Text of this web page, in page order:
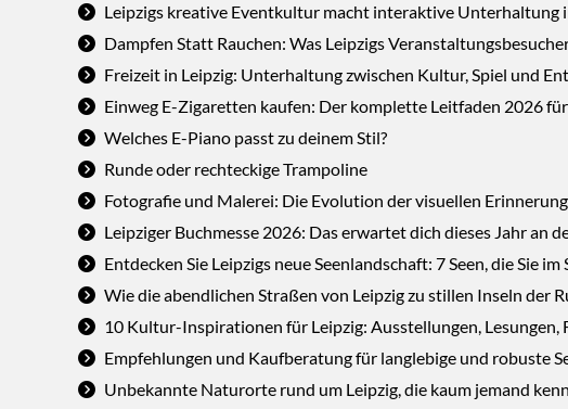
Leipzigs kreative Eventkultur macht interaktive Unterhaltung
Dampfen Statt Rauchen: Was Leipzigs
Freizeit in Leipzig: Unterhaltung zwischen Kultur, Spiel und
Einweg E-Zigaretten kaufen: Der komplette Leitfaden 2026
Welches E-Piano passt zu deinem Stil?
Runde oder rechteckige Trampoline
Fotografie und Malerei: Die Evolution der visuellen Erinnerung
Leipziger Buchmesse 2026: Das erwartet dich dieses Jahr an
Entdecken Sie Leipzigs neue Seenlandschaft: 7 Seen, die Sie
Wie die abendlichen Straßen von Leipzig zu stillen Inseln der
10 Kultur-Inspirationen für Leipzig: Ausstellungen,
Empfehlungen und Kaufberatung für langlebige und robuste
Unbekannte Naturorte rund um Leipzig, die kaum jemand